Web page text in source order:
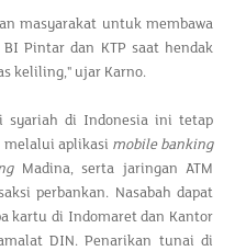
masyarakat untuk membawa
Pintar dan KTP saat hendak
keliling," ujar Karno.
syariah di Indonesia ini tetap
aplikasi mobile banking
Madina, serta jaringan ATM
perbankan. Nasabah dapat
kartu di Indomaret dan Kantor
DIN. Penarikan tunai di